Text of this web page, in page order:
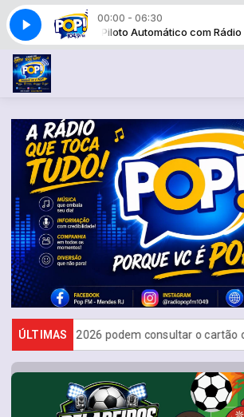
00:00 - 06:30
FM Piloto Automático com Rádio POP
ÚLTIMAS
2026 podem consultar o cartão de